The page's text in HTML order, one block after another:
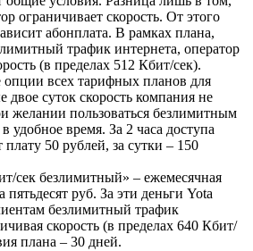
ограничивает скорость. От этого
абонплата. В рамках плана,
трафик интернета, оператор
(в пределах 512 Кбит/сек).
всех тарифных планов для
двое суток скорость компания не
желании пользоваться безлимитным
удобное время. За 2 часа доступа
плату 50 рублей, за сутки – 150
сек безлимитный» – ежемесячная
пятьдесят руб. За эти деньги Yota
безлимитный трафик
скорость (в пределах 640 Кбит/
плана – 30 дней.